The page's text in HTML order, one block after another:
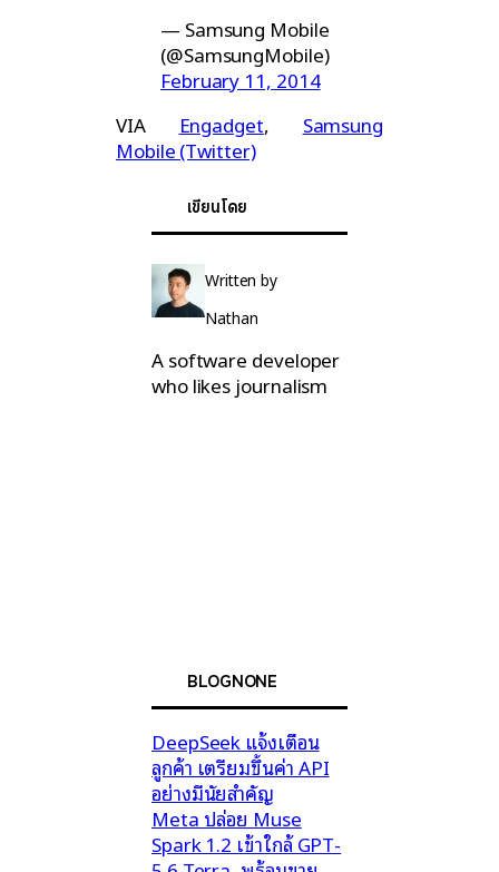
— Samsung Mobile
(@SamsungMobile)
February 11, 2014
VIA Engadget, Samsung
Mobile (Twitter)
เขียนโดย
Written by
Nathan
A software developer
who likes journalism
BLOGNONE
DeepSeek แจ้งเตือน
ลูกค้า เตรียมขึ้นค่า API
อย่างมีนัยสำคัญ
Meta ปล่อย Muse
Spark 1.2 เข้าใกล้ GPT-